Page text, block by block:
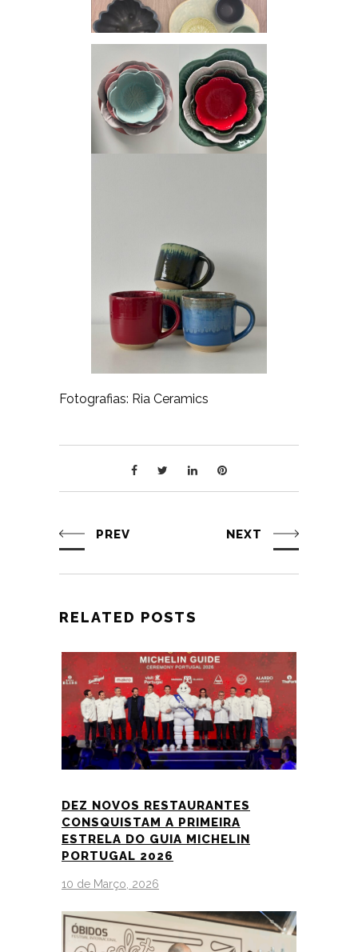
Fotografias: Ria Ceramics
PREV NEXT
RELATED POSTS
DEZ NOVOS RESTAURANTES
CONSQUISTAM A PRIMEIRA
ESTRELA DO GUIA MICHELIN
PORTUGAL 2026
10 de Março, 2026